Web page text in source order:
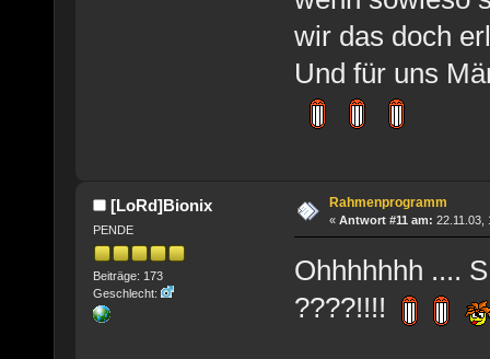
wir das doch
Und für uns
[LoRd]Bionix
PENDE
Beiträge: 173
Geschlecht:
Rahmenprogramm
« Antwort #11 am: 22.11.03,
Ohhhhhhh ....
????!!!!